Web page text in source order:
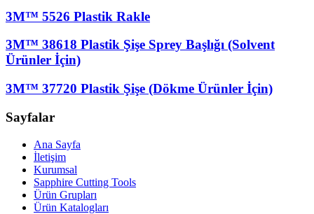
3M™ 5526 Plastik Rakle
3M™ 38618 Plastik Şişe Sprey Başlığı (Solvent
Ürünler İçin)
3M™ 37720 Plastik Şişe (Dökme Ürünler İçin)
Sayfalar
Ana Sayfa
İletişim
Kurumsal
Sapphire Cutting Tools
Ürün Grupları
Ürün Katalogları